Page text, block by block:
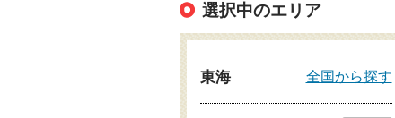
選択中のエリア
東海 全国から探す